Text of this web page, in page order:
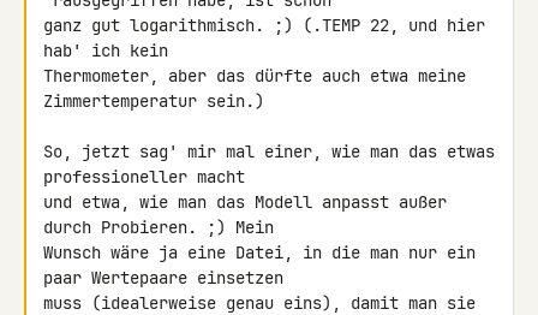
ganz gut logarithmisch. ;) (.TEMP 22, und hier
hab' ich kein
Thermometer, aber das dürfte auch etwa meine
Zimmertemperatur sein.)
So, jetzt sag' mir mal einer, wie man das etwas
professioneller macht
und etwa, wie man das Modell anpasst außer
durch Probieren. ;) Mein
Wunsch wäre ja eine Datei, in die man nur ein
paar Wertepaare einsetzen
muss (idealerweise genau eins), damit man sie